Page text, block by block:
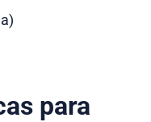
para